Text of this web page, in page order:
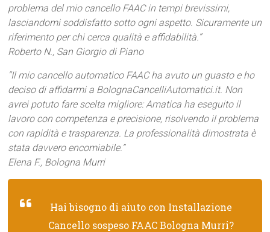
problema del mio cancello FAAC in tempi brevissimi,
lasciandomi soddisfatto sotto ogni aspetto. Sicuramente un
riferimento per chi cerca qualità e affidabilità.”
Roberto N., San Giorgio di Piano
“Il mio cancello automatico FAAC ha avuto un guasto e ho
deciso di affidarmi a BolognaCancelliAutomatici.it. Non
avrei potuto fare scelta migliore: Amatica ha eseguito il
lavoro con competenza e precisione, risolvendo il problema
con rapidità e trasparenza. La professionalità dimostrata è
stata davvero encomiabile.”
Elena F., Bologna Murri
Hai bisogno di aiuto con Installazione
Cancello sospeso FAAC Bologna Murri?